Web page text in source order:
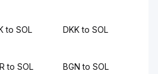
to SOL DKK to SOL
to SOL BGN to SOL